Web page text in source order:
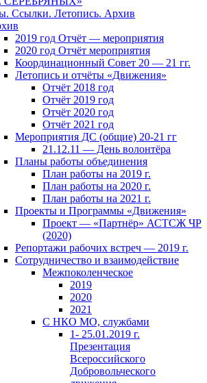
Ссылки. Летопись. Архив
2019 год Отчёт — мероприятия
2020 год Отчёт мероприятия
Координационный Совет 20 — 21 гг.
Летопись и отчёты «Движения»
Отчёт 2018 год
Отчёт 2019 год
Отчёт 2020 год
Отчёт 2021 год
Мероприятия ДС (общие) 20-21 гг
21.12.11 — День волонтёра
Планы работы объединения
План работы на 2019 г.
План работы на 2020 г.
План работы на 2021 г.
Проекты и Программы «Движения»
Проект — «Партнёр» АСТСЖ ЧР
(2020)
Репортажи рабочих встреч — 2019 г.
Сотрудничество и взаимодействие
Межпоколенческое
2019
2020
2021
С НКО МО, службами
1- 25.01.2019 г.
Презентация
Всероссийского
Добровольческого